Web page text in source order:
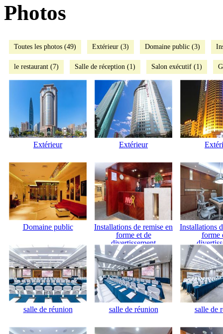
Photos
Toutes les photos (49) Extérieur (3) Domaine public (3)
le restaurant (7) Salle de réception (1) Salon exécutif (1)
Extérieur Extérieur
Domaine public
Installations de remise en
forme et de
divertissement
Installations
forme
salle de réunion salle de réunion salle de